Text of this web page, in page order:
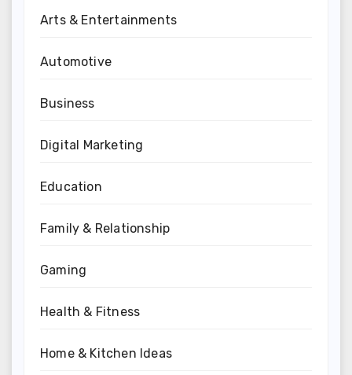
Arts & Entertainments
Automotive
Business
Digital Marketing
Education
Family & Relationship
Gaming
Health & Fitness
Home & Kitchen Ideas